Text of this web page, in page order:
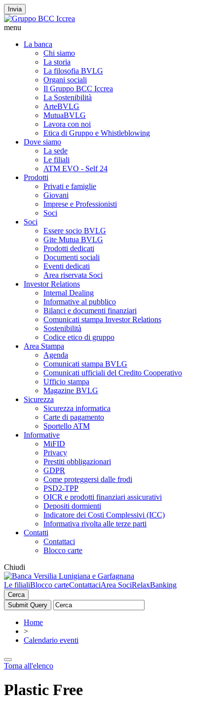
Invia
menu
La banca
Chi siamo
La storia
La filosofia BVLG
Organi sociali
Il Gruppo BCC Iccrea
La Sostenibilità
ArteBVLG
MutuaBVLG
Lavora con noi
Etica di Gruppo e Whistleblowing
Dove siamo
La sede
Le filiali
ATM EVO - Self 24
Prodotti
Privati e famiglie
Giovani
Imprese e Professionisti
Soci
Soci
Essere socio BVLG
Gite Mutua BVLG
Prodotti dedicati
Documenti sociali
Eventi dedicati
Area riservata Soci
Investor Relations
Internal Dealing
Informative al pubblico
Bilanci e documenti finanziari
Comunicati stampa Investor Relations
Sostenibilità
Codice etico di gruppo
Area Stampa
Agenda
Comunicati stampa BVLG
Comunicati ufficiali del Credito Cooperativo
Ufficio stampa
Magazine BVLG
Sicurezza
Sicurezza informatica
Carte di pagamento
Sportello ATM
Informative
MiFID
Privacy
Prestiti obbligazionari
GDPR
Come proteggersi dalle frodi
PSD2-TPP
OICR e prodotti finanziari assicurativi
Depositi dormienti
Indicatore dei Costi Complessivi (ICC)
Informativa rivolta alle terze parti
Contatti
Contattaci
Blocco carte
Chiudi
Le filialiBlocco carteContattaciArea SociRelaxBanking
Cerca
Home
>
Calendario eventi
Torna all'elenco
Plastic Free